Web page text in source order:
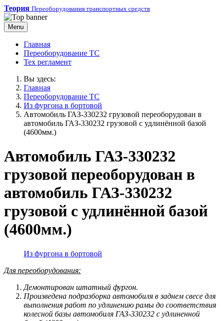
Теория Переоборудования транспортных средств
Menu
Главная
Переоборудование ТС
Тех регламент
Вы здесь:
Главная
Переоборудование ТС
Из фургона в бортовой
Автомобиль ГАЗ-330232 грузовой переоборудован в
автомобиль ГАЗ-330232 грузовой с удлинённой базой
(4600мм.)
Автомобиль ГАЗ-330232
грузовой переоборудован в
автомобиль ГАЗ-330232
грузовой с удлинённой базой
(4600мм.)
Из фургона в бортовой
Для переоборудования:
Демонтирован штатный фургон.
Произведена подразборка автомобиля в заднем свесе для
выполнения работ по удлинению рамы до соответствия
колесной базы автомобиля ГАЗ-330232 с удлиненной